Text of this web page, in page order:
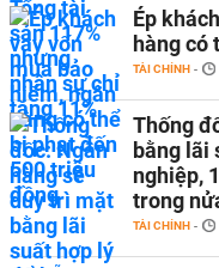
Ép
hàng có
TÀI CHÍNH -
Thống
bằng lãi
nghiệp,
trong
TÀI CHÍNH -